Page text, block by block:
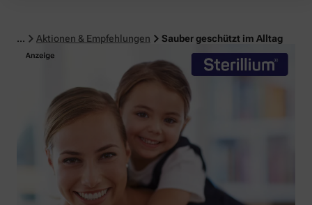
... Aktionen & Empfehlungen Sauber geschützt im Alltag